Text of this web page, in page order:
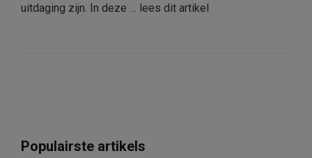
uitdaging zijn. In deze … lees dit artikel
Populairste artikels